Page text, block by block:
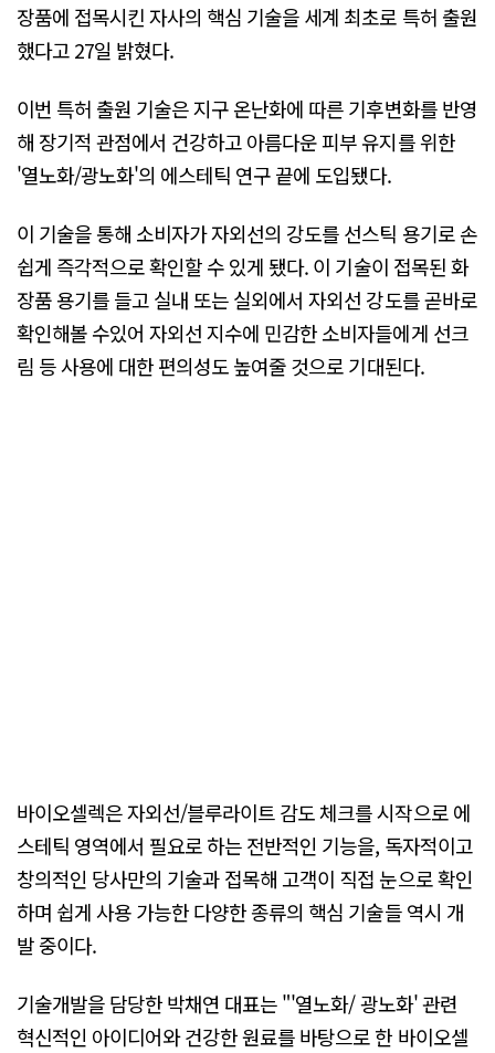
장품에 접목시킨 자사의 핵심 기술을 세계 최초로 특허 출원
했다고 27일 밝혔다.
이번 특허 출원 기술은 지구 온난화에 따른 기후변화를 반영
해 장기적 관점에서 건강하고 아름다운 피부 유지를 위한
'열노화/광노화'의 에스테틱 연구 끝에 도입됐다.
이 기술을 통해 소비자가 자외선의 강도를 선스틱 용기로 손
쉽게 즉각적으로 확인할 수 있게 됐다. 이 기술이 접목된 화
장품 용기를 들고 실내 또는 실외에서 자외선 강도를 곧바로
확인해볼 수있어 자외선 지수에 민감한 소비자들에게 선크
림 등 사용에 대한 편의성도 높여줄 것으로 기대된다.
바이오셀렉은 자외선/블루라이트 감도 체크를 시작으로 에
스테틱 영역에서 필요로 하는 전반적인 기능을, 독자적이고
창의적인 당사만의 기술과 접목해 고객이 직접 눈으로 확인
하며 쉽게 사용 가능한 다양한 종류의 핵심 기술들 역시 개
발 중이다.
기술개발을 담당한 박채연 대표는 "'열노화/ 광노화' 관련
혁신적인 아이디어와 건강한 원료를 바탕으로 한 바이오셀